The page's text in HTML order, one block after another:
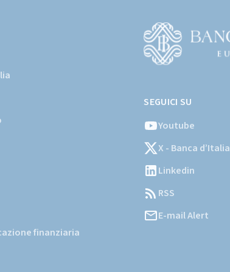
finanziaria
sito
istituzionale
Banca
d'Italia)
SEGUICI SU
Youtube
X - Banca d’Italia
Linkedin
RSS
E-mail Alert